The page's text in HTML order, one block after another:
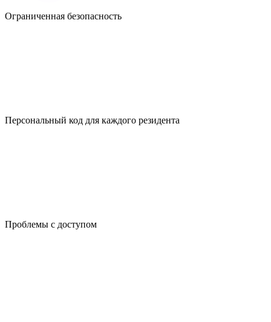
Ограниченная безопасность
Персональный код для каждого резидента
Проблемы с доступом